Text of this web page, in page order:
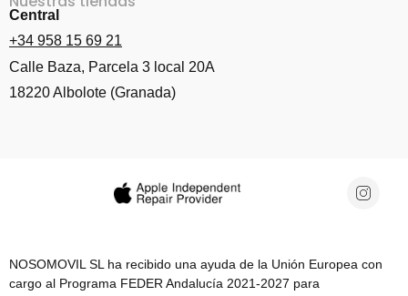
Central
+34 958 15 69 21
Calle Baza, Parcela 3 local 20A
18220 Albolote (Granada)
NOSOMOVIL SL ha recibido una ayuda de la Unión Europea con
cargo al Programa FEDER Andalucía 2021-2027 para